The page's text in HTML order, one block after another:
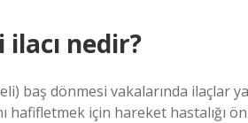
ilacı nedir?
baş dönmesi vakalarında ilaçlar
hafifletmek için hareket hastalığı